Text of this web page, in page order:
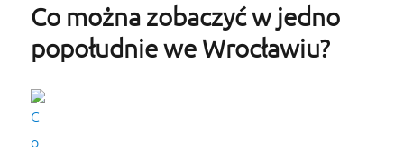
Co można zobaczyć w jedno
popołudnie we Wrocławiu?